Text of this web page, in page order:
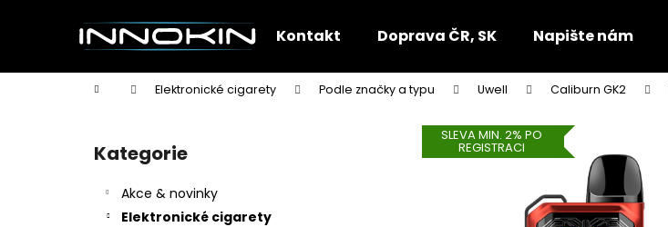
Kontakt Doprava ČR, SK Napište nám
Domů Elektronické cigarety Podle značky a typu Uwell Caliburn GK2
Přeskočit
kategorie
Kategorie
Akce & novinky
Elektronické cigarety
SLEVA MIN. 2% PO
REGISTRACI
í
Zpět
do
Zpět
do
Co potřebujete najít?